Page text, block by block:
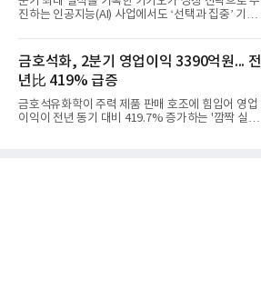
보수 영향과 원료 가격 변동에 따른 래깅 효과로 전분
기 대비 수익성은 둔화됐지만 흑자 전환 흐름을 유지
우호적인 환율 효과
진하는 인공지능(AI) 사업에서도 ‘선택과 집중’ 기조
라 투자에 나서는 것과 달리, 카카오는 ‘카카오톡’이
라는 플랫폼 경쟁력을 활용한 AI 에이전트 서비스에
집중하는 전략이다. 과거 무리한 사업 확장 과정에서
겪었던 시행착오를 되풀이하지 않고 핵심 역량에 집
중하겠다는 취지로 풀이된다.7일 업계에 따르면 카카
오는 올해 2분기 연결 기준 매출 2조985억원, 영업이
익 2770억원을 기록했다. 전년 동기 대비 매출과 영업
금호석화, 2분기 영업이익 3390억원... 전
년比 419% 급증
금호석유화학이 주력 제품 판매 호조에 힘입어 영업
이익이 전년 동기 대비 419.7% 증가하는 '깜짝 실